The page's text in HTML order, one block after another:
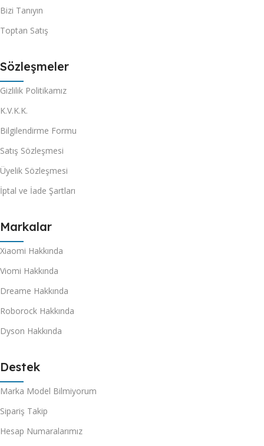
Bizi Tanıyın
Toptan Satış
Sözleşmeler
Gizlilik Politikamız
K.V.K.K.
Bilgilendirme Formu
Satış Sözleşmesi
Üyelik Sözleşmesi
İptal ve İade Şartları
Markalar
Xiaomi Hakkında
Viomi Hakkında
Dreame Hakkında
Roborock Hakkında
Dyson Hakkında
Destek
Marka Model Bilmiyorum
Sipariş Takip
Hesap Numaralarımız